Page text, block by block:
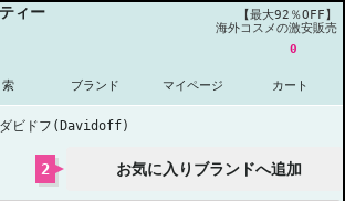
【最大92％OFF】
海外コスメの激安販売
ブランド マイページ
0
カート
ダビドフ(Davidoff)
2 お気に入りブランドへ追加